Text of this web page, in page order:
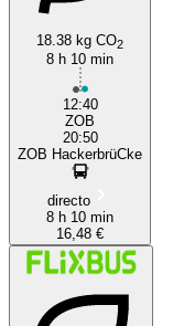
18.38 kg CO2
8 h 10 min
12:40
ZOB
20:50
ZOB HackerbrüCke
directo
8 h 10 min
16,48 €